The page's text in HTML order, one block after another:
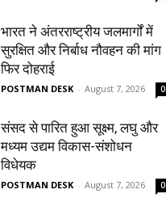
भारत ने अंतरराष्ट्रीय जलमार्गों में
सुरक्षित और निर्बाध नौवहन की मांग
फिर दोहराई
POSTMAN DESK - August 7, 2026 0
संसद से पारित हुआ सूक्ष्म, लघु और
मध्यम उद्यम विकास-संशोधन
विधेयक
POSTMAN DESK - August 7, 2026 0